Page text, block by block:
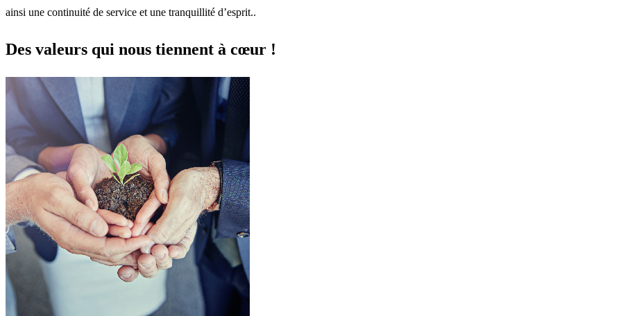
ainsi une continuité de service et une tranquillité d’esprit..
Des valeurs qui nous tiennent à cœur !